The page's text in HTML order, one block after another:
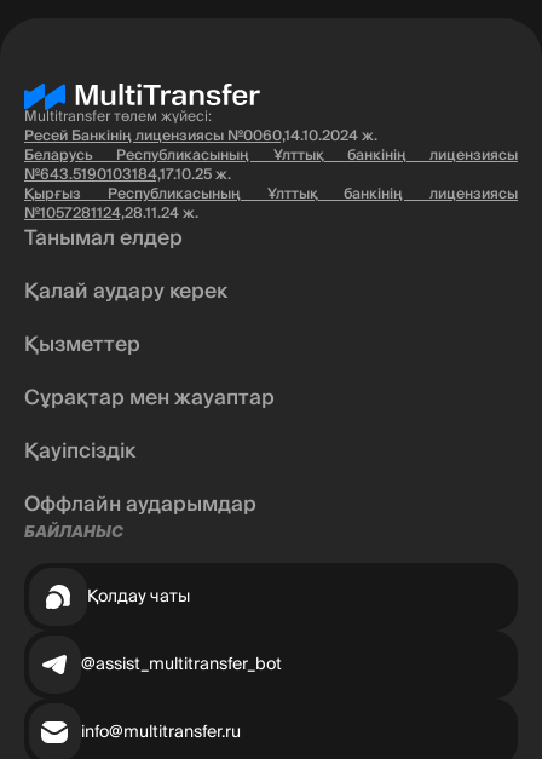
Multitransfer төлем жүйесі:
Ресей Банкінің лицензиясы №0060,14.10.2024 ж.
Беларусь Республикасының Ұлттық банкінің лицензиясы
№643.5190103184,17.10.25 ж.
Қырғыз Республикасының Ұлттық банкінің лицензиясы
№1057281124,28.11.24 ж.
Танымал елдер
Қалай аудару керек
Қызметтер
Сұрақтар мен жауаптар
Қауіпсіздік
Оффлайн аударымдар
БАЙЛАНЫС
Қолдау чаты
@assist_multitransfer_bot
info@multitransfer.ru